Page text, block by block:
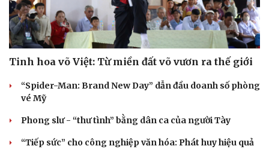
Tinh hoa võ Việt: Từ miền đất võ vươn ra thế giới
“Spider-Man: Brand New Day” dẫn đầu doanh số phòng
vé Mỹ
Phong slư - “thư tình” bằng dân ca của người Tày
“Tiếp sức” cho công nghiệp văn hóa: Phát huy hiệu quả